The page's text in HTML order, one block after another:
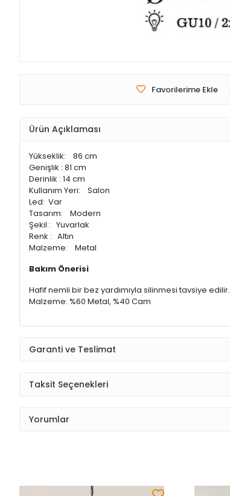
Favorilerime Ekle
Ürün Açıklaması
Yükseklik: 86 cm
Genişlik : 81 cm
Derinlik : 14 cm
Kullanım Yeri: Salon
Led: Var
Tasarım: Modern
Şekil : Yuvarlak
Renk : Altın
Malzeme: Metal
Bakım Önerisi
Hafif nemli bir bez yardımıyla silinmesi tavsiye edilir.
Malzeme: %60 Metal, %40 Cam
Garanti ve Teslimat
Taksit Seçenekleri
Yorumlar